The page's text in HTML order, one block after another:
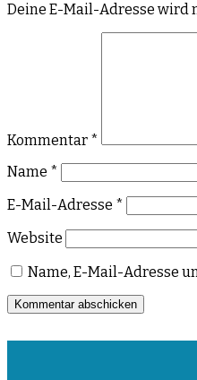
Deine E-Mail-Adresse wird
Kommentar *
Name *
E-Mail-Adresse *
Website
Name, E-Mail-Adresse